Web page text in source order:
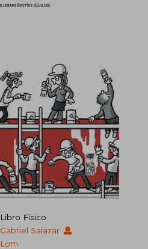
Libro Físico
Gabriel Salazar
Lom